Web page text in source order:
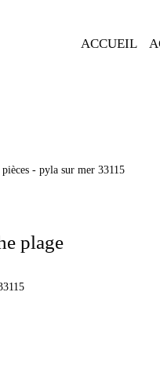
ACCUEIL
- pyla sur mer 33115
plage